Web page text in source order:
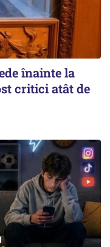
înainte la
critici atât de